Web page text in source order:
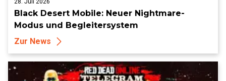
28. Juli 2026
Black Desert Mobile: Neuer Nightmare-
Modus und Begleitersystem
Zur News